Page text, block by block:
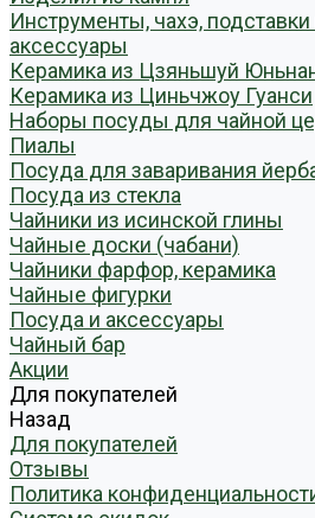
Инструменты, чахэ, подставки
аксессуары
Керамика из Цзяньшуй
Керамика из Циньчжоу Гуанси
Наборы посуды для чайной
Пиалы
Посуда для заваривания
Посуда из стекла
Чайники из исинской глины
Чайные доски (чабани)
Чайники фарфор, керамика
Чайные фигурки
Посуда и аксессуары
Чайный бар
Акции
Для покупателей
Назад
Для покупателей
Отзывы
Политика